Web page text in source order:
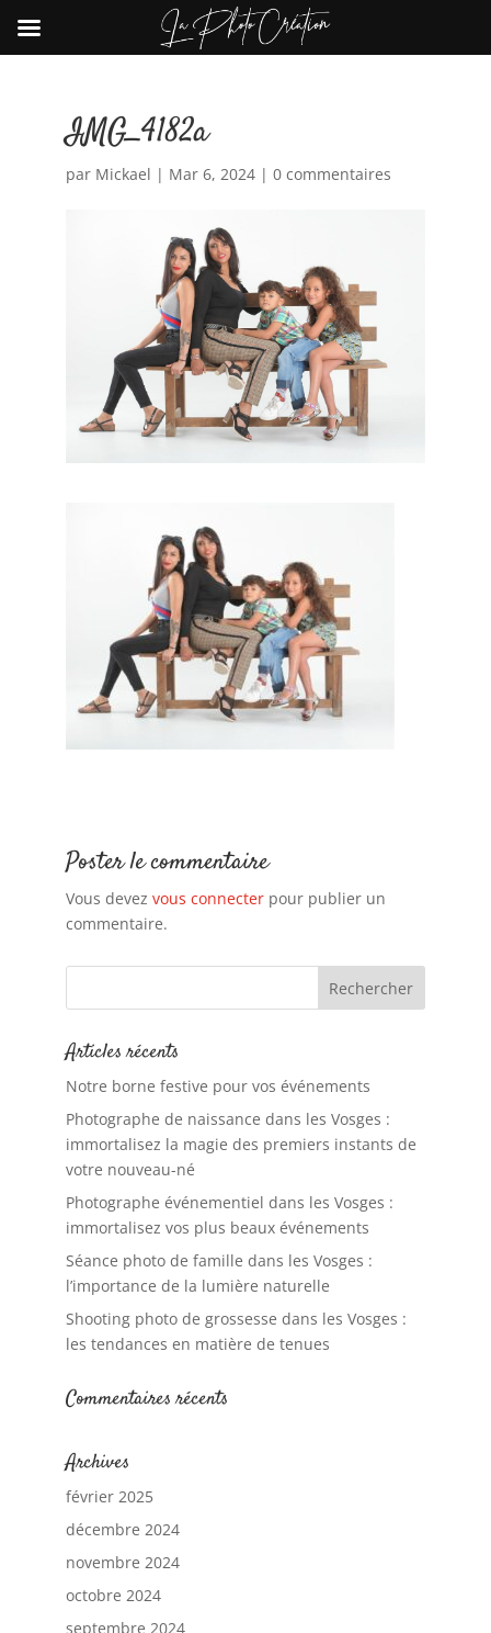
IMG_4182a
par Mickael | Mar 6, 2024| 0 commentaires
Poster le commentaire
Vous devez vous connecterpour publier un
commentaire.
Articles récents
Notre borne festive pour vos événements
Photographe de naissance dans les Vosges :
immortalisez la magie des premiers instants de
votre nouveau-né
Photographe événementiel dans les Vosges :
immortalisez vos plus beaux événements
Séance photo de famille dans les Vosges :
l’importance de la lumière naturelle
Shooting photo de grossesse dans les Vosges :
les tendances en matière de tenues
Commentaires récents
Archives
février 2025
décembre 2024
novembre 2024
octobre 2024
septembre 2024